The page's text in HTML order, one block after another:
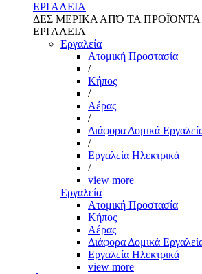
ΕΡΓΑΛΕΙΑ
ΔΕΣ ΜΕΡΙΚΑ ΑΠΌ ΤΑ
ΕΡΓΑΛΕΙΑ
Εργαλεία
Aτομική Προστασία
/
Kήπος
/
Αέρας
/
Διάφορα Δομικά
/
Εργαλεία Ηλεκτρικά
/
view more
Εργαλεία
Aτομική Προστασία
Kήπος
Αέρας
Διάφορα Δομικά
Εργαλεία Ηλεκτρικά
view more